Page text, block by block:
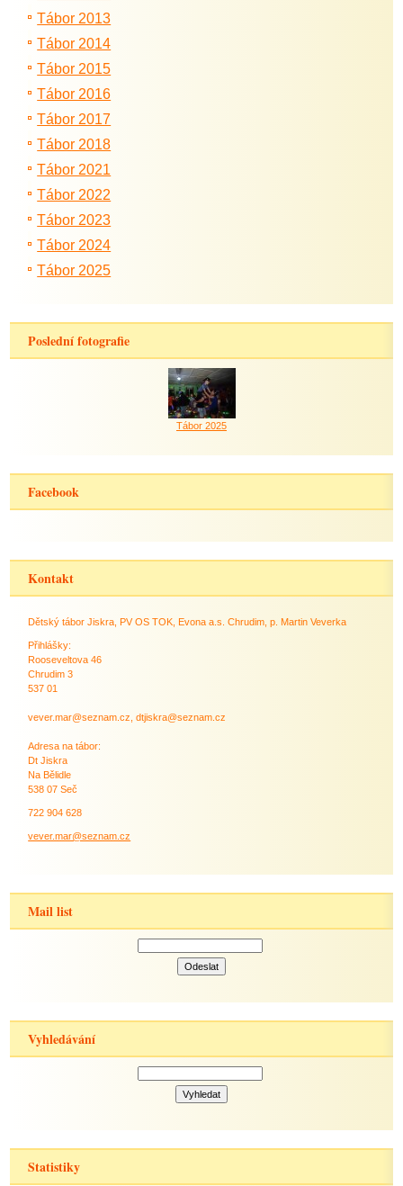
Tábor 2013
Tábor 2014
Tábor 2015
Tábor 2016
Tábor 2017
Tábor 2018
Tábor 2021
Tábor 2022
Tábor 2023
Tábor 2024
Tábor 2025
Poslední fotografie
Tábor 2025
Facebook
Kontakt
Dětský tábor Jiskra, PV OS TOK, Evona a.s. Chrudim, p. Martin Veverka
Přihlášky:
Rooseveltova 46
Chrudim 3
537 01
vever.mar@seznam.cz, dtjiskra@seznam.cz
Adresa na tábor:
Dt Jiskra
Na Bělidle
538 07 Seč
722 904 628
vever.mar@seznam.cz
Mail list
Vyhledávání
Statistiky